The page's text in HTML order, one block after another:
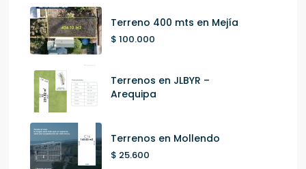
Terreno 400 mts en Mejía
$ 100.000
Terrenos en JLBYR –
Arequipa
Terrenos en Mollendo
$ 25.600